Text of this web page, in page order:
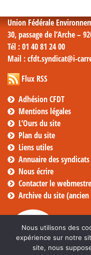
Union Fédérale
30, passage de l’Arche –
Tél : 01 40 81 24 00
Mail : cfdt.syndicat@i-
Flux RSS
Adhésion CFDT
Mentions légales
L’Ours du site
Plan du site
Liens utiles
Annuaire des syndicats
Nous écrire
Contacter le webmestre
Archive du site
Nous utilisons des
expérience sur notre
site, nous